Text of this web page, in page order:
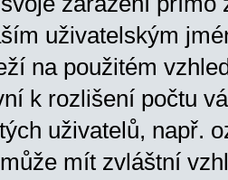
uživatelským
na použitém
k rozlišení počtu
uživatelů, např.
mít zvláštní